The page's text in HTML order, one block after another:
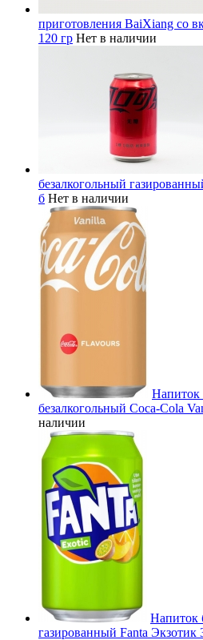
приготовления BaiXiang со
120 гр Нет в наличии
безалкогольный
б Нет в наличии
Напиток
безалкогольный Coca-Cola
наличии
Напиток
газированный Fanta Экзотик